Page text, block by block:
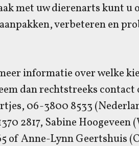
met uw dierenarts kunt u
verbeteren en
informatie over welke
dan rechtstreeks contact
06-3800 8533
2817, Sabine Hoogeveen
of Anne-Lynn Geertshuis